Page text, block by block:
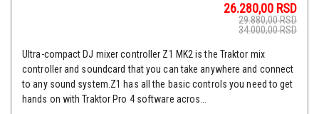
26.280,00 RSD
29.880,00RSD
34.000,00RSD
Ultra-compact DJ mixer controller Z1 MK2 is the Traktor mix
controller and soundcard that you can take anywhere and connect
to any sound system.Z1 has all the basic controls you need to get
hands on with Traktor Pro 4 software acros...